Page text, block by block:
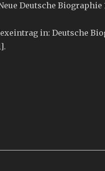
Deutsche Biographie
in: Deutsche